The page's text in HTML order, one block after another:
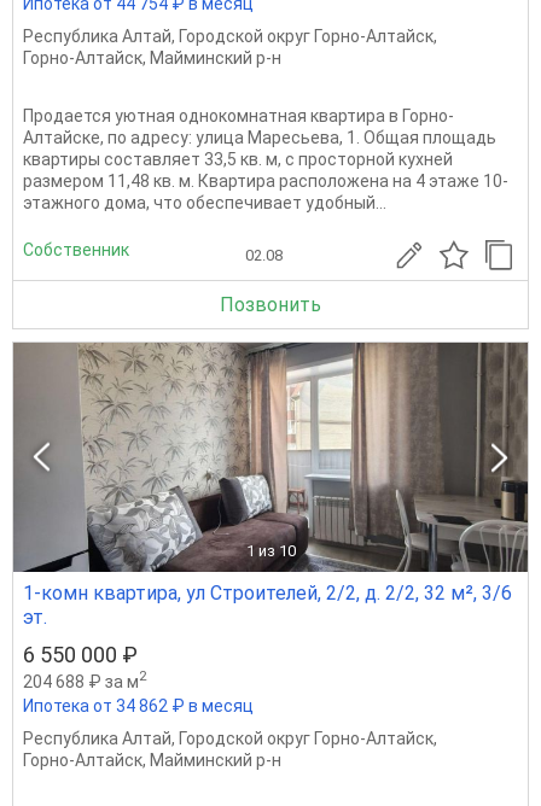
Республика Алтай, Городской округ Горно-Алтайск,
Горно-Алтайск, Майминский р-н
Продается уютная однокомнатная квартира в Горно-
Алтайске, по адресу: улица Маресьева, 1. Общая площадь
квартиры составляет 33,5 кв. м, с просторной кухней
размером 11,48 кв. м. Квартира расположена на 4 этаже 10-
этажного дома, что обеспечивает удобный...
Собственник 02.08
Позвонить
1 из 10
1-комн квартира, ул Строителей, 2/2, д. 2/2, 32 м², 3/6
эт.
6 550 000 ₽
204 688 ₽ за м2
Ипотека от 34 862 ₽ в месяц
Республика Алтай, Городской округ Горно-Алтайск,
Горно-Алтайск, Майминский р-н